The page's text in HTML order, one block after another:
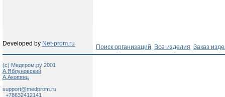
Developed by Net-prom.ru Поиск организаций Все изделия Заказ
(c) Медпром.ру 2001
А.Яблуновский
А.Акопянц
support@medprom.ru
+78632412141